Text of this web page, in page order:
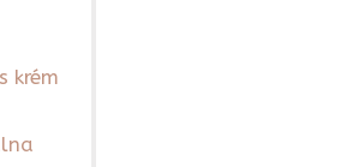
krém